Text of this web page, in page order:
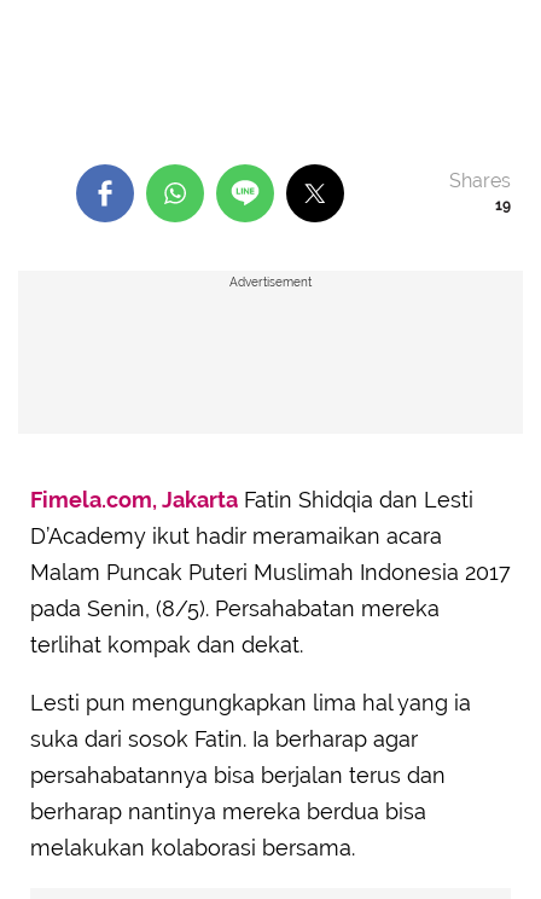
19
Shares
Advertisement
Fimela.com, Jakarta Fatin Shidqia dan Lesti
D’Academy ikut hadir meramaikan acara
Malam Puncak Puteri Muslimah Indonesia 2017
pada Senin, (8/5). Persahabatan mereka
terlihat kompak dan dekat.
Lesti pun mengungkapkan lima hal yang ia
suka dari sosok Fatin. Ia berharap agar
persahabatannya bisa berjalan terus dan
berharap nantinya mereka berdua bisa
melakukan kolaborasi bersama.